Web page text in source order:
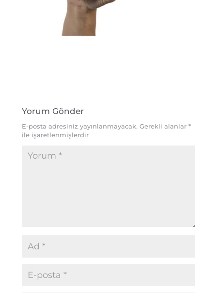
Yorum Gönder
E-posta adresiniz yayınlanmayacak. Gerekli alanlar *
ile işaretlenmişlerdir